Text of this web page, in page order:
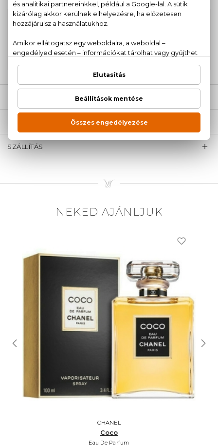
100% eredeti termékek,14 napos visszaküldési
Kérdésed van, elakadtál? Hívd ügyfélszolgálatunkat:
20 779 1924
SZÁLLÍTÁS
NEKED AJÁNLJUK
CHANEL
Coco
Eau De Parfum